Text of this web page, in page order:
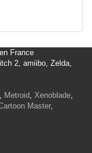
France
2, amiibo, Zelda,
, Metroid, Xenoblade,
Master,